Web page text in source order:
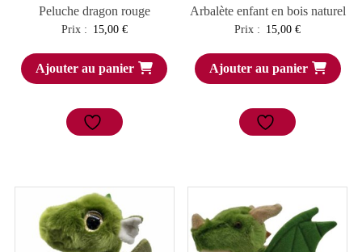
Peluche dragon rouge
Prix : 15,00 €
Ajouter au panier
Arbalète enfant en bois naturel
Prix : 15,00€
Ajouter au panier